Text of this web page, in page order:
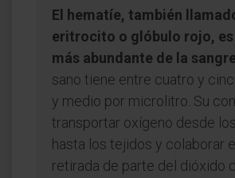
El hematíe, también
eritrocito o glóbulo rojo, es
más abundante de la sangre
sano tiene entre cuatro y
y medio por microlitro. Su
transportar oxígeno desde
hasta los tejidos y colaborar
retirada de parte del dióxido